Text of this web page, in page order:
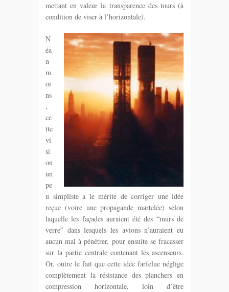
mettant en valeur la transparence des tours (à
condition de viser à l’horizontale).
N
éa
n
m
oi
ns
,
ce
tte
vi
si
on
un
pe
u simpliste a le mérite de corriger une idée
reçue (voire une propagande martelée) selon
laquelle les façades auraient été des “murs de
verre” dans lesquels les avions n’auraient eu
aucun mal à pénétrer, pour ensuite se fracasser
sur la partie centrale contenant les ascenseurs.
Or, outre le fait que cette idée farfelue néglige
complètement la résistance des planchers en
compression horizontale, loin d’être